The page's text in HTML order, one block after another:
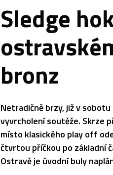
Sledge
bronz
Netradičně brzy, již v
vyvrcholení soutěže. Skrze
místo klasického play off
čtvrtou příčkou po základní
Ostravě je úvodní buly